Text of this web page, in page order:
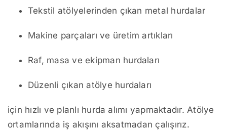
Tekstil atölyelerinden çıkan metal hurdalar
Makine parçaları ve üretim artıkları
Raf, masa ve ekipman hurdaları
Düzenli çıkan atölye hurdaları
için hızlı ve planlı hurda alımı yapmaktadır. Atölye
ortamlarında iş akışını aksatmadan çalışırız.